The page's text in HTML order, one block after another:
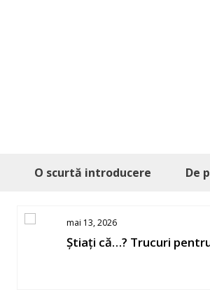
O scurtă introducere De
mai 13, 2026
Știați că…? Trucuri